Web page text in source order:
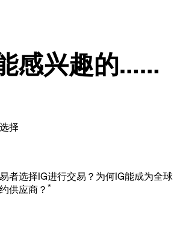
感兴趣的……
择
者选择IG进行交易？为何IG能成为全球
供应商？ *